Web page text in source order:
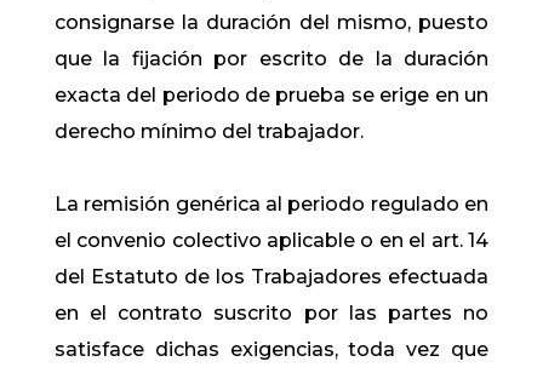
consignarse la duración del mismo, puesto
que la fijación por escrito de la duración
exacta del periodo de prueba se erige en un
derecho mínimo del trabajador.
La remisión genérica al periodo regulado en
el convenio colectivo aplicable o en el art. 14
del Estatuto de los Trabajadores efectuada
en el contrato suscrito por las partes no
satisface dichas exigencias, toda vez que